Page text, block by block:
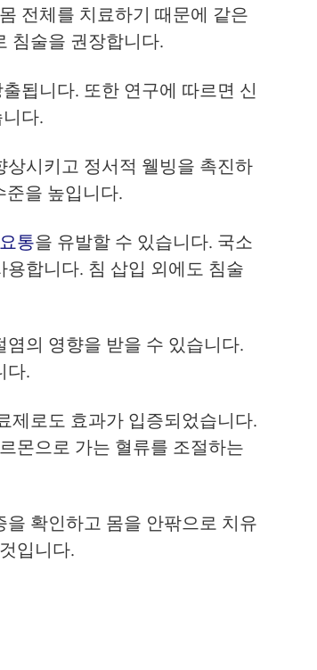
전체를 치료하기 때문에 같은
침술을 권장합니다.
됩니다. 또한 연구에 따르면 신
다.
시키고 정서적 웰빙을 촉진하
준을 높입니다.
요통을 유발할 수 있습니다. 국소
합니다. 침 삽입 외에도 침술
의 영향을 받을 수 있습니다.
다.
제로도 효과가 입증되었습니다.
몬으로 가는 혈류를 조절하는
확인하고 몸을 안팎으로 치유
입니다.